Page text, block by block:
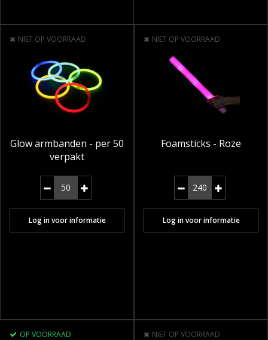
NIET OP VOORRAAD
Glow armbanden - per 50
verpakt
Log in voor informatie
NIET OP VOORRAAD
Foamsticks - Roze
Log in voor informatie
OP VOORRAAD NIET OP VOORRAAD